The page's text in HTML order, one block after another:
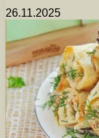
26.11.2025